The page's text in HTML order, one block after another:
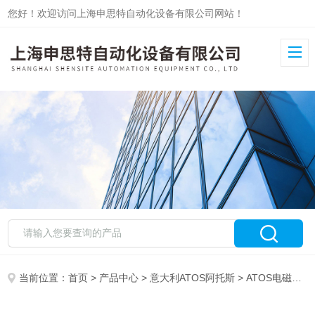
您好！欢迎访问上海申思特自动化设备有限公司网站！
当前位置：首页 > 产品中心 >意大利ATOS阿托斯 >ATOS电磁阀